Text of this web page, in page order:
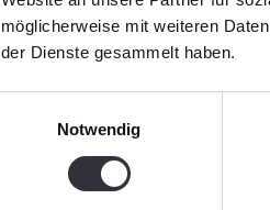
möglicherweise mit weiteren
der Dienste gesammelt haben.
Notwendig